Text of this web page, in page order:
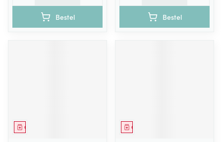
Bestel Bestel
Geneesmiddel Geneesmiddel